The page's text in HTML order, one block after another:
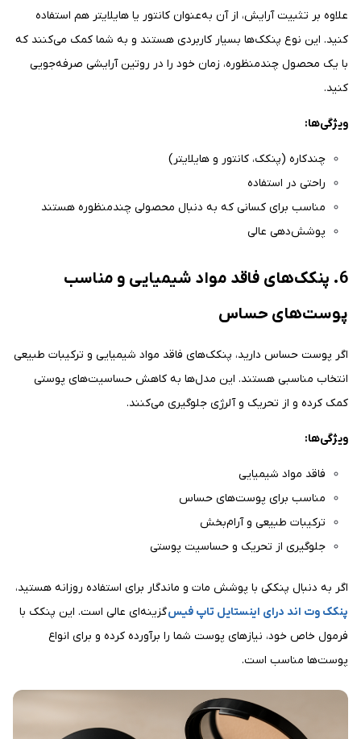
علاوه بر تثبیت آرایش، از آن به‌عنوان کانتور یا هایلایتر هم استفاده
کنید. این نوع پنکک‌ها بسیار کاربردی هستند و به شما کمک می‌کنند که
با یک محصول چندمنظوره، زمان خود را در روتین آرایشی صرفه‌جویی
کنید.
ویژگی‌ها:
چندکاره (پنکک، کانتور و هایلایتر)
راحتی در استفاده
مناسب برای کسانی که به دنبال محصولی چندمنظوره هستند
پوشش‌دهی عالی
6. پنکک‌های فاقد مواد شیمیایی و مناسب
پوست‌های حساس
اگر پوست حساس دارید، پنکک‌های فاقد مواد شیمیایی و ترکیبات طبیعی
انتخاب مناسبی هستند. این مدل‌ها به کاهش حساسیت‌های پوستی
کمک کرده و از تحریک و آلرژی جلوگیری می‌کنند.
ویژگی‌ها:
فاقد مواد شیمیایی
مناسب برای پوست‌های حساس
ترکیبات طبیعی و آرام‌بخش
جلوگیری از تحریک و حساسیت پوستی
اگر به دنبال پنککی با پوشش مات و ماندگار برای استفاده روزانه هستید،
پنکک وت اند درای اینستایل تاپ فیسگزینه‌ای عالی است. این پنکک با
فرمول خاص خود، نیازهای پوست شما را برآورده کرده و برای انواع
پوست‌ها مناسب است.